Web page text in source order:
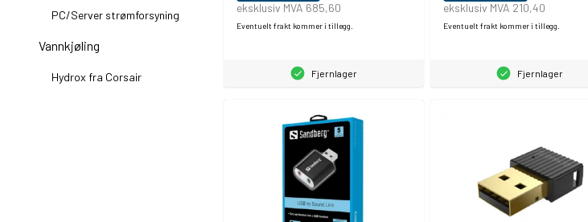
PC/Server strømforsyning
Vannkjøling
Hydrox fra Corsair
eksklusiv MVA 685,60
Eventuelt frakt kommer i tillegg.
Fjernlager
eksklusiv MVA 210,40
Eventuelt frakt kommer i tillegg.
Fjernlager